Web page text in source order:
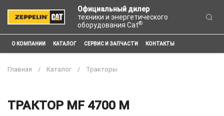
Официальный дилер
техники и энергетического
оборудования Cat®
О КОМПАНИИ КАТАЛОГ СЕРВИС И ЗАПЧАСТИ КОНТАКТЫ
Главная Каталог Тракторы
ТРАКТОР MF 4700 M